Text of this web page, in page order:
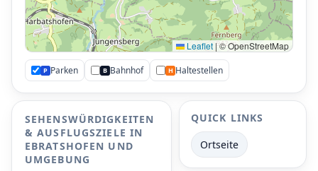
P
P
P
P P
P
Leaflet |© OpenStreetMap
P Parken B Bahnhof H Haltestellen
SEHENSWÜRDIGKEITEN
& AUSFLUGSZIELE IN
EBRATSHOFEN UND
UMGEBUNG
QUICK LINKS
Ortseite